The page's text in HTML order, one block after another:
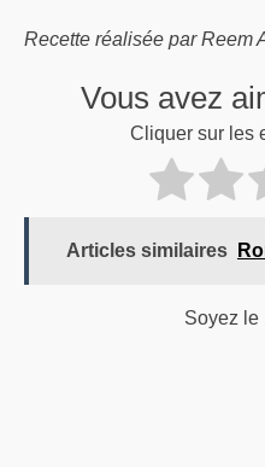
Recette réalisée par Reem
Vous avez
Cliquer sur les
Articles similaires
Soyez le